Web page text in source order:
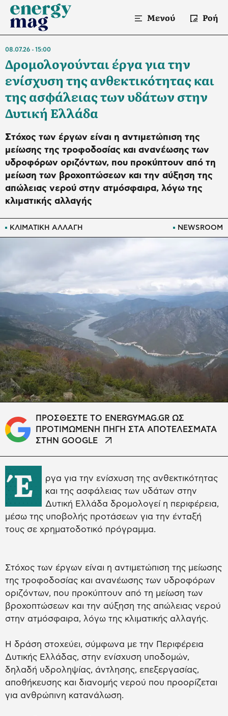
Μενού Ροή
ΚΛΙΜΑΤΙΚΗ ΑΛΛΑΓΗ NEWSROOM
08.07.26 15:00
Δρομολογούνται έργα για την
ενίσχυση της ανθεκτικότητας και
της ασφάλειας των υδάτων στην
Δυτική Ελλάδα
Στόχος των έργων είναι η αντιμετώπιση της
μείωσης της τροφοδοσίας και ανανέωσης των
υδροφόρων οριζόντων, που προκύπτουν από τη
μείωση των βροχοπτώσεων και την αύξηση της
απώλειας νερού στην ατμόσφαιρα, λόγω της
κλιματικής αλλαγής
ΠΡΟΣΘΕΣΤΕ ΤΟ ENERGYMAG.GR ΩΣ
ΠΡΟΤΙΜΩΜΕΝΗ ΠΗΓΗ ΣΤΑ ΑΠΟΤΕΛΕΣΜΑΤΑ
ΣΤΗΝ GOOGLE
Έ
ργα για την ενίσχυση της ανθεκτικότητας
και της ασφάλειας των υδάτων στην
Δυτική Ελλάδα δρομολογεί η περιφέρεια,
μέσω της υποβολής προτάσεων για την ένταξή
τους σε χρηματοδοτικό πρόγραμμα.
Στόχος των έργων είναι η αντιμετώπιση της μείωσης
της τροφοδοσίας και ανανέωσης των υδροφόρων
οριζόντων, που προκύπτουν από τη μείωση των
βροχοπτώσεων και την αύξηση της απώλειας νερού
στην ατμόσφαιρα, λόγω της κλιματικής αλλαγής.
Η δράση στοχεύει, σύμφωνα με την Περιφέρεια
Δυτικής Ελλάδας, στην ενίσχυση υποδομών,
δηλαδή υδροληψίας, άντλησης, επεξεργασίας,
αποθήκευσης και διανομής νερού που προορίζεται
για ανθρώπινη κατανάλωση.